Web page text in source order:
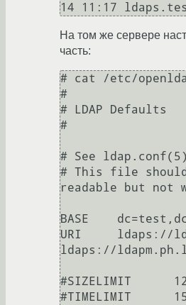
14 11:17
На том же сервере
часть:
# cat /etc/
#
# LDAP Defaults
#
# See
# This file
readable but not
BASE
URI     ldaps://
ldaps://
#SIZELIMIT
#TIMELIMIT